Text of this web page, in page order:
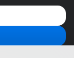
помочь